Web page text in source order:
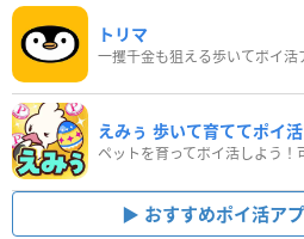
トリマ
一攫千金も狙える歩いてポイ活
えみぅ 歩いて育ててポイ
おすすめポイ活ア